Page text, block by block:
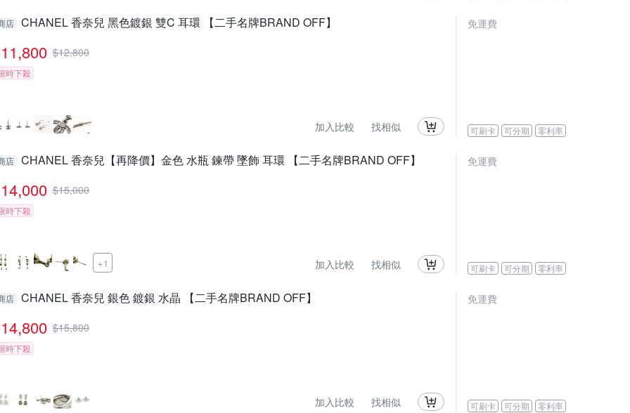
店 CHANEL 香奈兒 黑色鍍銀 雙C 耳環 【二手名牌BRAND OFF】
11,800 $12,800
時下殺
加入比較 找相似
免運費
可刷卡 可分期 零利率
店 CHANEL 香奈兒【再降價】金色 水瓶 鍊帶 墜飾 耳環 【二手名牌BRAND OFF】
14,000 $15,000
時下殺
+1 加入比較 找相似
免運費
可刷卡 可分期 零利率
店 CHANEL 香奈兒 銀色 鍍銀 水晶 【二手名牌BRAND OFF】
14,800 $15,800
時下殺
加入比較 找相似
免運費
可刷卡 可分期 零利率